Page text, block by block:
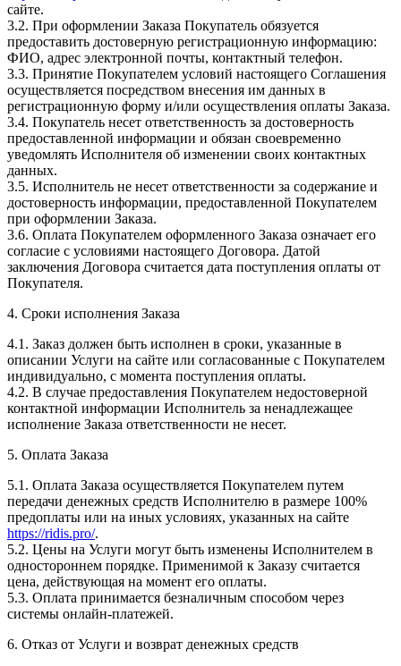
сайте.
3.2. При оформлении Заказа Покупатель обязуется
предоставить достоверную регистрационную информацию:
ФИО, адрес электронной почты, контактный телефон.
3.3. Принятие Покупателем условий настоящего Соглашения
осуществляется посредством внесения им данных в
регистрационную форму и/или осуществления оплаты Заказа.
3.4. Покупатель несет ответственность за достоверность
предоставленной информации и обязан своевременно
уведомлять Исполнителя об изменении своих контактных
данных.
3.5. Исполнитель не несет ответственности за содержание и
достоверность информации, предоставленной Покупателем
при оформлении Заказа.
3.6. Оплата Покупателем оформленного Заказа означает его
согласие с условиями настоящего Договора. Датой
заключения Договора считается дата поступления оплаты от
Покупателя.
4. Сроки исполнения Заказа
4.1. Заказ должен быть исполнен в сроки, указанные в
описании Услуги на сайте или согласованные с Покупателем
индивидуально, с момента поступления оплаты.
4.2. В случае предоставления Покупателем недостоверной
контактной информации Исполнитель за ненадлежащее
исполнение Заказа ответственности не несет.
5. Оплата Заказа
5.1. Оплата Заказа осуществляется Покупателем путем
передачи денежных средств Исполнителю в размере 100%
предоплаты или на иных условиях, указанных на сайте
https://ridis.pro/.
5.2. Цены на Услуги могут быть изменены Исполнителем в
одностороннем порядке. Применимой к Заказу считается
цена, действующая на момент его оплаты.
5.3. Оплата принимается безналичным способом через
системы онлайн-платежей.
6. Отказ от Услуги и возврат денежных средств